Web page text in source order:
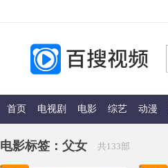
首页 电视剧 电影 综艺 动漫
电影标签： 父女 共133部